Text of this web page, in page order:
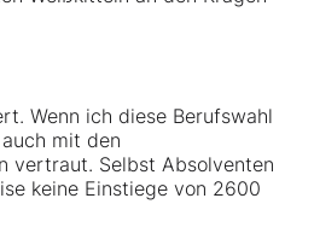
Wenn ich diese Berufswahl
mit den
vertraut. Selbst Absolventen
keine Einstiege von 2600